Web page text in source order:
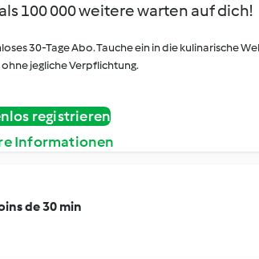
100 000 weitere warten auf dich!
30-Tage Abo. Tauche ein in die kulinarische
jegliche Verpflichtung.
registrieren
Informationen
de 30 min